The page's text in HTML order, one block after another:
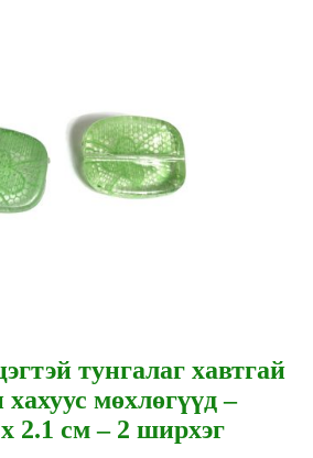
тунгалаг хавтгай
мөхлөгүүд –
2.1 см – 2 ширхэг